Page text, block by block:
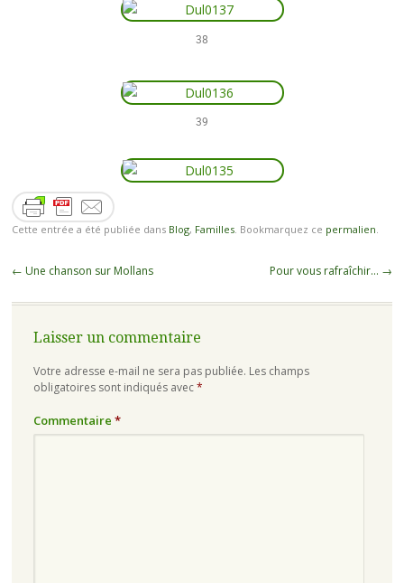
38
39
Cette entrée a été publiée dans Blog, Familles. Bookmarquez ce permalien.
← Une chanson sur Mollans Pour vous rafraîchir… →
Laisser un commentaire
Votre adresse e-mail ne sera pas publiée. Les champs
obligatoires sont indiqués avec*
Commentaire *